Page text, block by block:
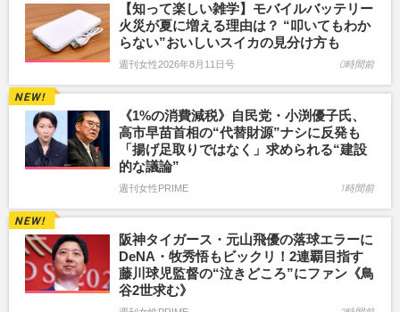
【知って楽しい雑学】モバイルバッテリー
火災が夏に増える理由は？ “叩いてもわか
らない”おいしいスイカの見分け方も
週刊女性2026年8月11日号 0時間前
《1%の消費減税》自民党・小渕優子氏、
高市早苗首相の“代替財源”ナシに反発も
「揚げ足取りではなく」求められる“建設
的な議論”
週刊女性PRIME 1時間前
阪神タイガース・元山飛優の落球エラーに
DeNA・牧秀悟もビックリ！2連覇目指す
藤川球児監督の“泣きどころ”にファン《鳥
谷2世求む》